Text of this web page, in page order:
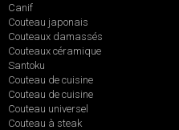
Canif
Couteau japonais
Couteaux damassés
Couteaux céramique
Santoku
Couteau de cuisine
Couteau de cuisine
Couteau universel
Couteau à steak